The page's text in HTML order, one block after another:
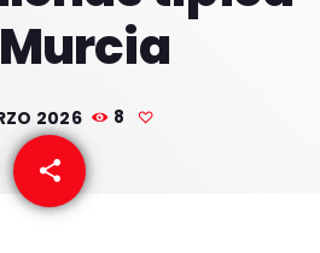
2026 8
share
email